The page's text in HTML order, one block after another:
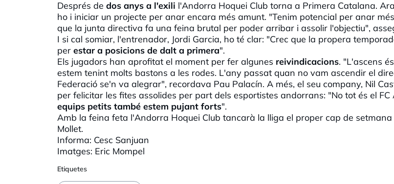
Després de dos anys a l'exili l'Andorra Hoquei Club torna a Primera Catalana.
ho i iniciar un projecte per anar encara més amunt. "Tenim potencial per anar
que la junta directiva fa una feina brutal per poder arribar i assolir l'objectiu",
I si cal somiar, l'entrenador, Jordi Garcia, ho té clar: "Crec que la propera
per estar a posicions de dalt a primera".
Els jugadors han aprofitat el moment per fer algunes reivindicacions. "L'ascens
estem tenint molts bastons a les rodes. L'any passat quan no vam ascendir el
Federació se'n va alegrar", recordava Pau Palacín. A més, el seu company, Nil
per felicitar les fites assolides per part dels esportistes andorrans: "No tot és el FC
equips petits també estem pujant forts".
Amb la feina feta l'Andorra Hoquei Club tancarà la lliga el proper cap de
Mollet.
Informa: Cesc Sanjuan
Imatges: Eric Mompel
Etiquetes